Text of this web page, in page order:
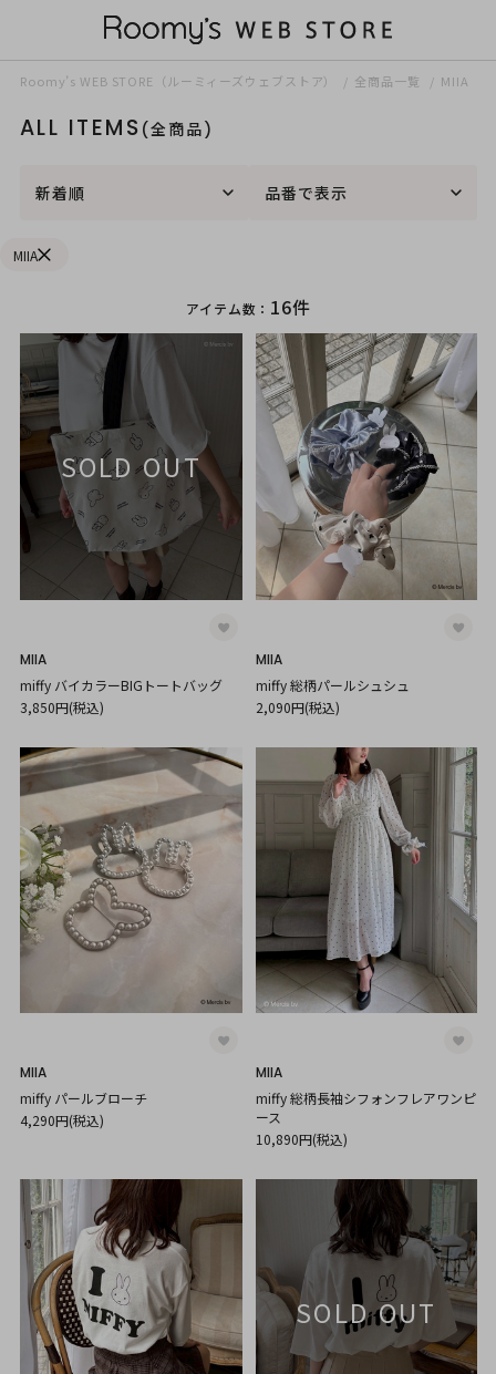
Roomy’s WEB STORE（ルーミィーズウェブストア） 全商品一覧 MIIA
ALL ITEMS (全商品)
新着順 品番で表示
MIIA
アイテム数： 16件
SOLD OUT
MIIA
miffy バイカラーBIGトートバッグ
3,850円(税込)
MIIA
miffy 総柄パールシュシュ
2,090円(税込)
MIIA
miffy パールブローチ
4,290円(税込)
MIIA
miffy 総柄長袖シフォンフレアワンピ
ース
10,890円(税込)
SOLD OUT